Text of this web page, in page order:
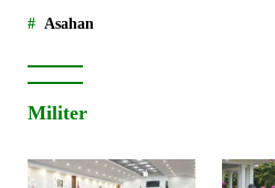
Asahan
Militer